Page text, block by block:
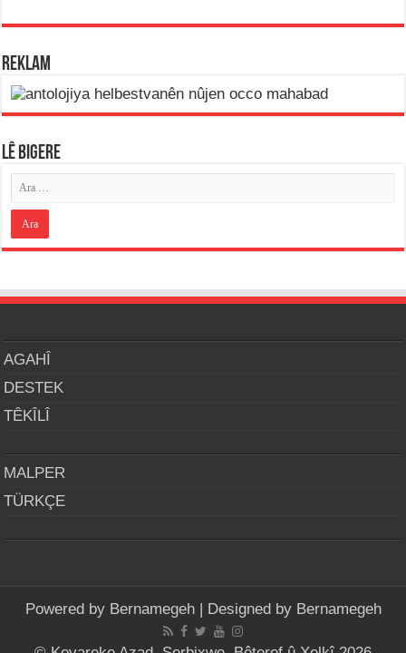
REKLAM
LÊ BIGERE
AGAHÎ
DESTEK
TÊKÎLÎ
MALPER
TÜRKÇE
Powered by Bernamegeh| Designed by Bernamegeh